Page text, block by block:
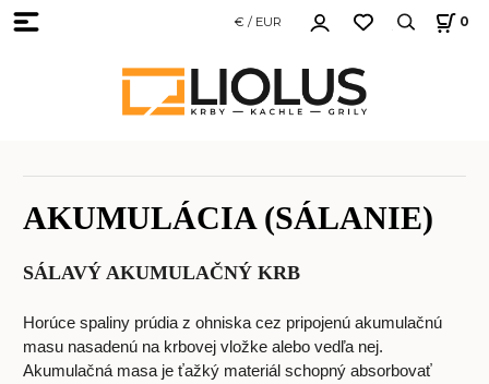
€ / EUR 0
AKUMULÁCIA (SÁLANIE)
SÁLAVÝ AKUMULAČNÝ KRB
Horúce spaliny prúdia z ohniska cez pripojenú akumulačnú
masu nasadenú na krbovej vložke alebo vedľa nej.
Akumulačná masa je ťažký materiál schopný absorbovať